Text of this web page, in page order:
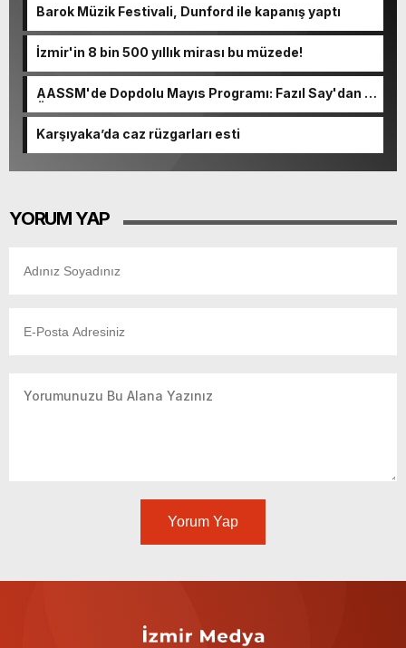
Barok Müzik Festivali, Dunford ile kapanış yaptı
İzmir'in 8 bin 500 yıllık mirası bu müzede!
AASSM'de Dopdolu Mayıs Programı: Fazıl Say'dan 2
Karşıyaka’da caz rüzgarları esti
YORUM YAP
Yorum Yap